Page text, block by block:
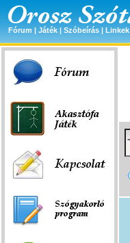
Fórum | Játék | Szóbeírás | Linkek